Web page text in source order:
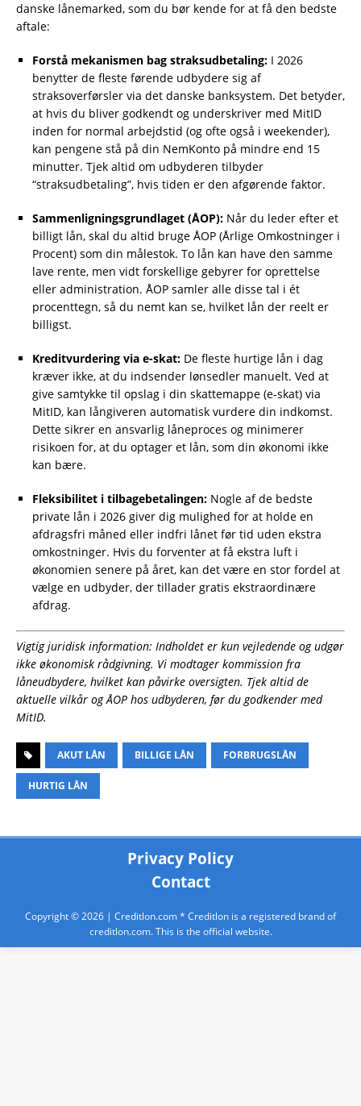
danske lånemarked, som du bør kende for at få den bedste
aftale:
Forstå mekanismen bag straksudbetaling: I 2026
benytter de fleste førende udbydere sig af
straksoverførsler via det danske banksystem. Det betyder,
at hvis du bliver godkendt og underskriver med MitID
inden for normal arbejdstid (og ofte også i weekender),
kan pengene stå på din NemKonto på mindre end 15
minutter. Tjek altid om udbyderen tilbyder
“straksudbetaling”, hvis tiden er den afgørende faktor.
Sammenligningsgrundlaget (ÅOP): Når du leder efter et
billigt lån, skal du altid bruge ÅOP (Årlige Omkostninger i
Procent) som din målestok. To lån kan have den samme
lave rente, men vidt forskellige gebyrer for oprettelse
eller administration. ÅOP samler alle disse tal i ét
procenttegn, så du nemt kan se, hvilket lån der reelt er
billigst.
Kreditvurdering via e-skat: De fleste hurtige lån i dag
kræver ikke, at du indsender lønsedler manuelt. Ved at
give samtykke til opslag i din skattemappe (e-skat) via
MitID, kan långiveren automatisk vurdere din indkomst.
Dette sikrer en ansvarlig låneproces og minimerer
risikoen for, at du optager et lån, som din økonomi ikke
kan bære.
Fleksibilitet i tilbagebetalingen: Nogle af de bedste
private lån i 2026 giver dig mulighed for at holde en
afdragsfri måned eller indfri lånet før tid uden ekstra
omkostninger. Hvis du forventer at få ekstra luft i
økonomien senere på året, kan det være en stor fordel at
vælge en udbyder, der tillader gratis ekstraordinære
afdrag.
Vigtig juridisk information: Indholdet er kun vejledende og udgør
ikke økonomisk rådgivning. Vi modtager kommission fra
låneudbydere, hvilket kan påvirke oversigten. Tjek altid de
aktuelle vilkår og ÅOP hos udbyderen, før du godkender med
MitID.
AKUT LÅN BILLIGE LÅN FORBRUGSLÅN
HURTIG LÅN
Privacy Policy
Contact
Copyright © 2026 | Creditlon.com* Creditlon is a registered brand of
creditlon.com. This is the official website.